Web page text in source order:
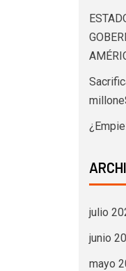
julio
junio
mayo